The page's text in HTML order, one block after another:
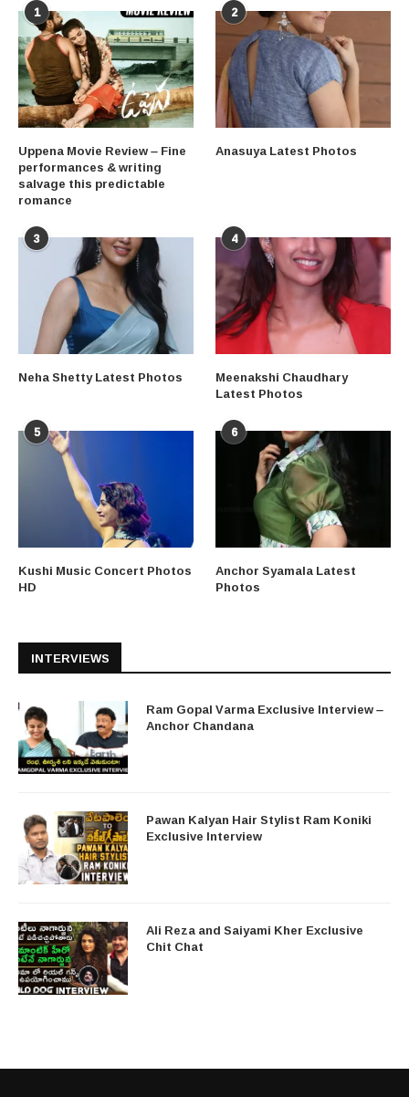
1
Uppena Movie Review – Fine
performances & writing
salvage this predictable
romance
2
Anasuya Latest Photos
3
Neha Shetty Latest Photos
4
Meenakshi Chaudhary
Latest Photos
5
Kushi Music Concert Photos
HD
6
Anchor Syamala Latest
Photos
INTERVIEWS
Ram Gopal Varma Exclusive Interview –
Anchor Chandana
Pawan Kalyan Hair Stylist Ram Koniki
Exclusive Interview
Ali Reza and Saiyami Kher Exclusive
Chit Chat